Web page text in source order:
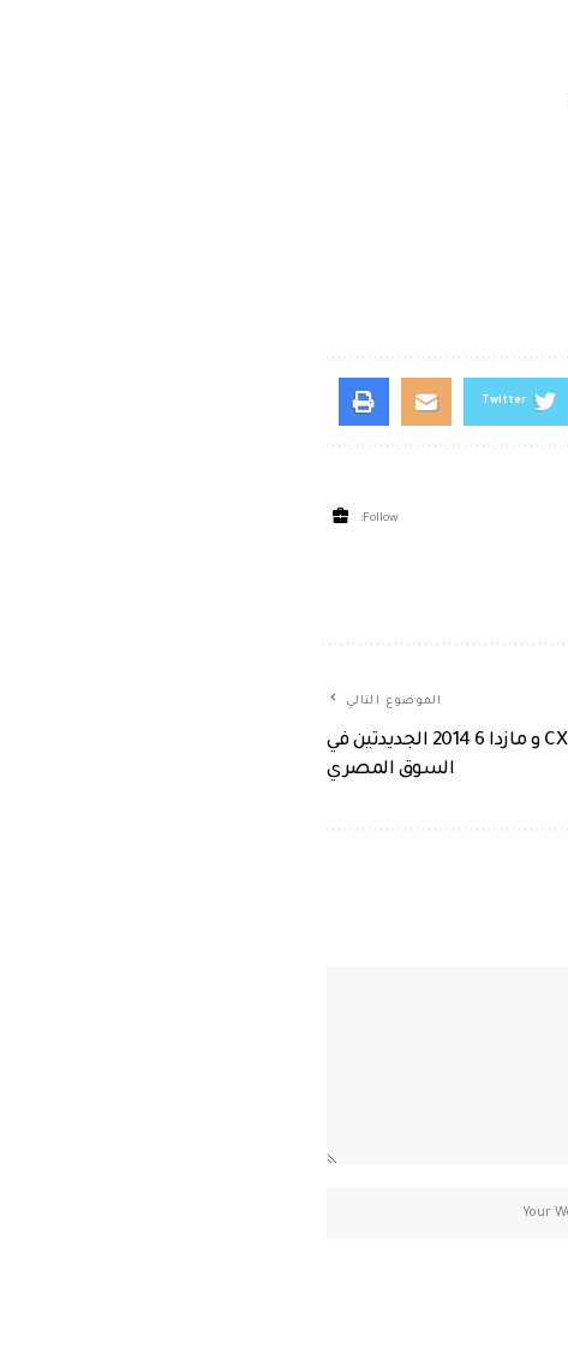
Twitter
Follow:
الموضوع التالي
غبور يطرح مازدا CX-9 2014 و مازدا 6 2014 الجديدتين في
السوق المصري